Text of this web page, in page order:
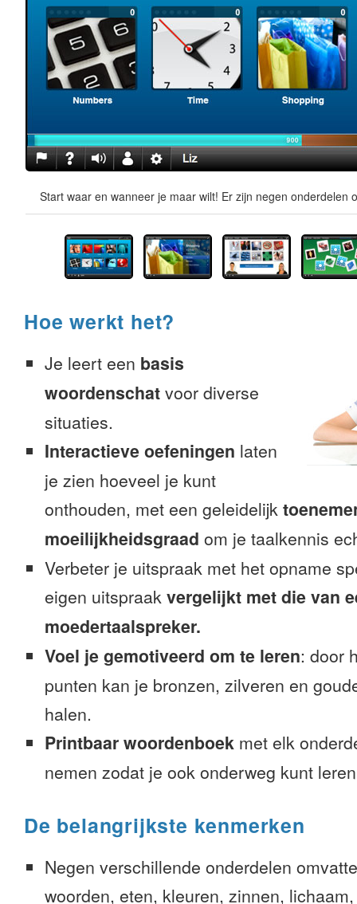
Start waar en wanneer je maar wilt! Er zijn negen onderdelen
Hoe werkt het?
Je leert een basis
woordenschat voor diverse
situaties.
Interactieve oefeningen laten
je zien hoeveel je kunt
onthouden, met een geleidelijk
moeilijkheidsgraad om je taalkennis
Verbeter je uitspraak met het opname
eigen uitspraak vergelijkt met die van
moedertaalspreker.
Voel je gemotiveerd om te leren: door
punten kan je bronzen, zilveren en
halen.
Printbaar woordenboek met elk
nemen zodat je ook onderweg kunt
De belangrijkste kenmerken
Negen verschillende onderdelen
woorden, eten, kleuren, zinnen,